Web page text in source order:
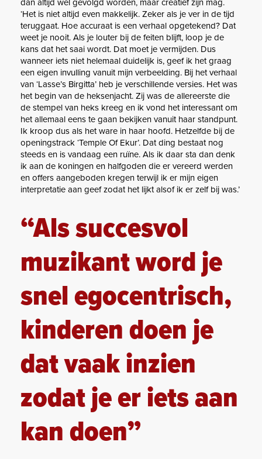
dan altijd wel gevolgd worden, maar creatief zijn mag.
‘Het is niet altijd even makkelijk. Zeker als je ver in de tijd
teruggaat. Hoe accuraat is een verhaal opgetekend? Dat
weet je nooit. Als je louter bij de feiten blijft, loop je de
kans dat het saai wordt. Dat moet je vermijden. Dus
wanneer iets niet helemaal duidelijk is, geef ik het graag
een eigen invulling vanuit mijn verbeelding. Bij het verhaal
van ‘Lasse’s Birgitta’ heb je verschillende versies. Het was
het begin van de heksenjacht. Zij was de allereerste die
de stempel van heks kreeg en ik vond het interessant om
het allemaal eens te gaan bekijken vanuit haar standpunt.
Ik kroop dus als het ware in haar hoofd. Hetzelfde bij de
openingstrack ‘Temple Of Ekur’. Dat ding bestaat nog
steeds en is vandaag een ruïne. Als ik daar sta dan denk
ik aan de koningen en halfgoden die er vereerd werden
en offers aangeboden kregen terwijl ik er mijn eigen
interpretatie aan geef zodat het lijkt alsof ik er zelf bij was.’
“Als succesvol
muzikant word je
snel egocentrisch,
kinderen doen je
dat vaak inzien
zodat je er iets aan
kan doen”